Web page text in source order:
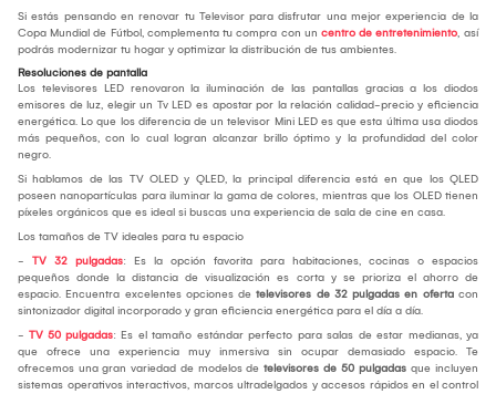
Si estás pensando en renovar tu Televisor para disfrutar una mejor experiencia de la
Copa Mundial de Fútbol, complementa tu compra con un centro de entretenimiento, así
podrás modernizar tu hogar y optimizar la distribución de tus ambientes.
Resoluciones de pantalla
Los televisores LED renovaron la iluminación de las pantallas gracias a los diodos
emisores de luz, elegir un Tv LED es apostar por la relación calidad-precio y eficiencia
energética. Lo que los diferencia de un televisor Mini LED es que esta última usa diodos
más pequeños, con lo cual logran alcanzar brillo óptimo y la profundidad del color
negro.
Si hablamos de las TV OLED y QLED, la principal diferencia está en que los QLED
poseen nanopartículas para iluminar la gama de colores, mientras que los OLED tienen
píxeles orgánicos que es ideal si buscas una experiencia de sala de cine en casa.
Los tamaños de TV ideales para tu espacio
- TV 32 pulgadas: Es la opción favorita para habitaciones, cocinas o espacios
pequeños donde la distancia de visualización es corta y se prioriza el ahorro de
espacio. Encuentra excelentes opciones de televisores de 32 pulgadas en oferta con
sintonizador digital incorporado y gran eficiencia energética para el día a día.
- TV 50 pulgadas: Es el tamaño estándar perfecto para salas de estar medianas, ya
que ofrece una experiencia muy inmersiva sin ocupar demasiado espacio. Te
ofrecemos una gran variedad de modelos de televisores de 50 pulgadas que incluyen
sistemas operativos interactivos, marcos ultradelgados y accesos rápidos en el control